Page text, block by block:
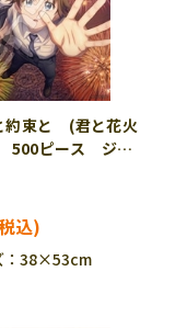
約束と (君と花火
500ピース ジグ
：38×53cm